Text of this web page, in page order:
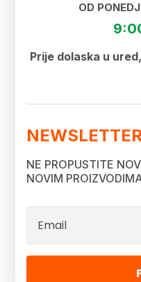
OD
Prije dolaska u
NE PROPUSTITE
NOVIM